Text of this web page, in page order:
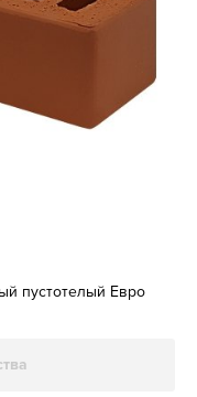
пустотелый Евро